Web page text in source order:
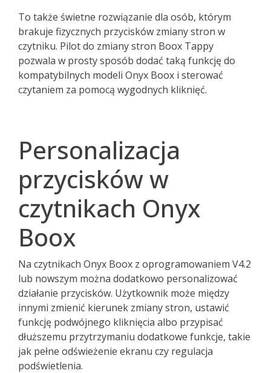
To także świetne rozwiązanie dla osób, którym
brakuje fizycznych przycisków zmiany stron w
czytniku. Pilot do zmiany stron Boox Tappy
pozwala w prosty sposób dodać taką funkcję do
kompatybilnych modeli Onyx Boox i sterować
czytaniem za pomocą wygodnych kliknięć.
Personalizacja
przycisków w
czytnikach Onyx
Boox
Na czytnikach Onyx Boox z oprogramowaniem V4.2
lub nowszym można dodatkowo personalizować
działanie przycisków. Użytkownik może między
innymi zmienić kierunek zmiany stron, ustawić
funkcję podwójnego kliknięcia albo przypisać
dłuższemu przytrzymaniu dodatkowe funkcje, takie
jak pełne odświeżenie ekranu czy regulacja
podświetlenia.